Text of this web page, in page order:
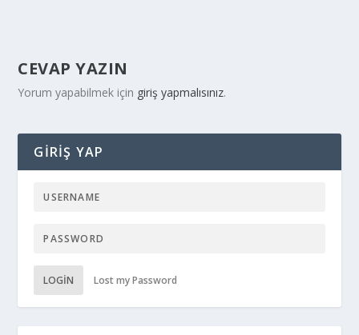
CEVAP YAZIN
Yorum yapabilmek için giriş yapmalısınız.
GIRIŞ YAP
LOGIN Lost my Password